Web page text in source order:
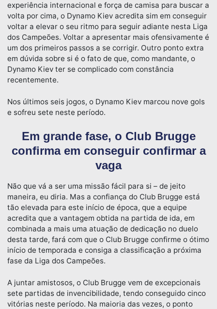
experiência internacional e força de camisa para buscar a
volta por cima, o Dynamo Kiev acredita sim em conseguir
voltar a elevar o seu ritmo para seguir adiante nesta Liga
dos Campeões. Voltar a apresentar mais ofensivamente é
um dos primeiros passos a se corrigir. Outro ponto extra
em dúvida sobre si é o fato de que, como mandante, o
Dynamo Kiev ter se complicado com constância
recentemente.
Nos últimos seis jogos, o Dynamo Kiev marcou nove gols
e sofreu sete neste período.
Em grande fase, o Club Brugge
confirma em conseguir confirmar a
vaga
Não que vá a ser uma missão fácil para si – de jeito
maneira, eu diria. Mas a confiança do Club Brugge está
tão elevada para este início de época, que a equipe
acredita que a vantagem obtida na partida de ida, em
combinada a mais uma atuação de dedicação no duelo
desta tarde, fará com que o Club Brugge confirme o ótimo
início de temporada e consiga a classificação a próxima
fase da Liga dos Campeões.
A juntar amistosos, o Club Brugge vem de excepcionais
sete partidas de invencibilidade, tendo conseguido cinco
vitórias neste período. Na maioria das vezes, o ponto